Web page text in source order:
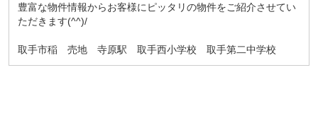
豊富な物件情報からお客様にピッタリの物件をご紹介させてい
ただきます(^^)/
取手市稲 売地 寺原駅 取手西小学校 取手第二中学校